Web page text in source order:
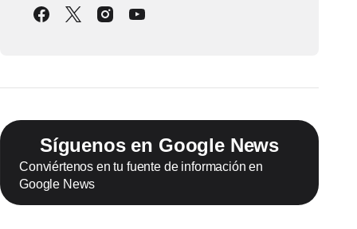
Síguenos en Google News
Conviértenos en tu fuente de información en
Google News